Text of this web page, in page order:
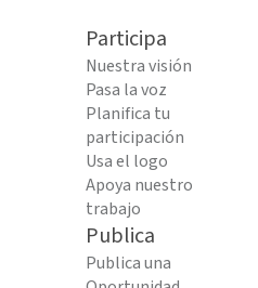
Participa
Nuestra visión
Pasa la voz
Planifica tu
participación
Usa el logo
Apoya nuestro
trabajo
Publica
Publica una